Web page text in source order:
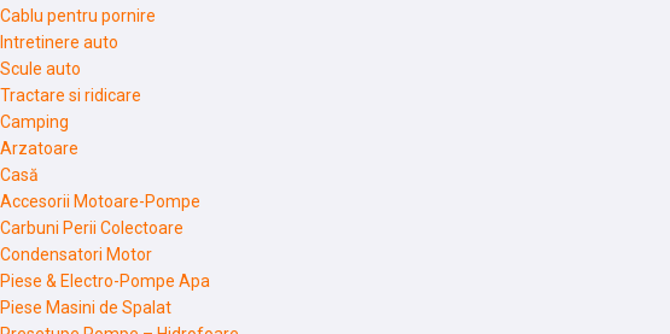
Cablu pentru pornire
Intretinere auto
Scule auto
Tractare si ridicare
Camping
Arzatoare
Casă
Accesorii Motoare-Pompe
Carbuni Perii Colectoare
Condensatori Motor
Piese & Electro-Pompe Apa
Piese Masini de Spalat